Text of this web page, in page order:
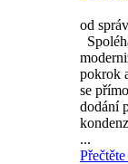
od
pokrok
se
dodání
...